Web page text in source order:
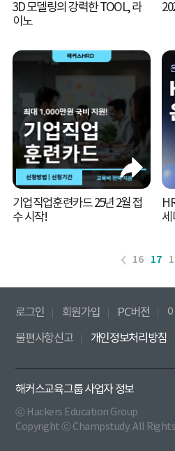
3D 모델링의 강력한 TOOL, 라
이노
기업직업훈련카드 25년 2월 접
수 시작!
세
16 17
로그인 회원가입 PC버전
불편사항신고
개인정보처리방침
해커스교육그룹 사업자 정보
ⓒ Hackers Education Group
Copyright ⓒ Champstudy. All Rights